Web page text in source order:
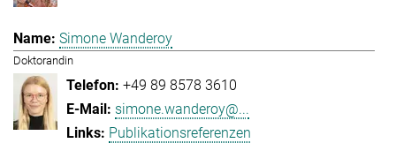
Simone Wanderoy
Doktorandin
+49 89 8578 3610
simone.wanderoy@...
Publikationsreferenzen